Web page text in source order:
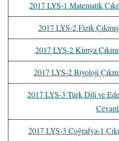
2017 LYS-1 Matematik
2017 LYS-2 Fizik
2017 LYS-2 Kimya
2017 LYS-2 Biyoloji
2017 LYS-3 Türk Dili ve
2017 LYS-3 Coğrafya-1